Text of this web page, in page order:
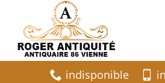
indisponible